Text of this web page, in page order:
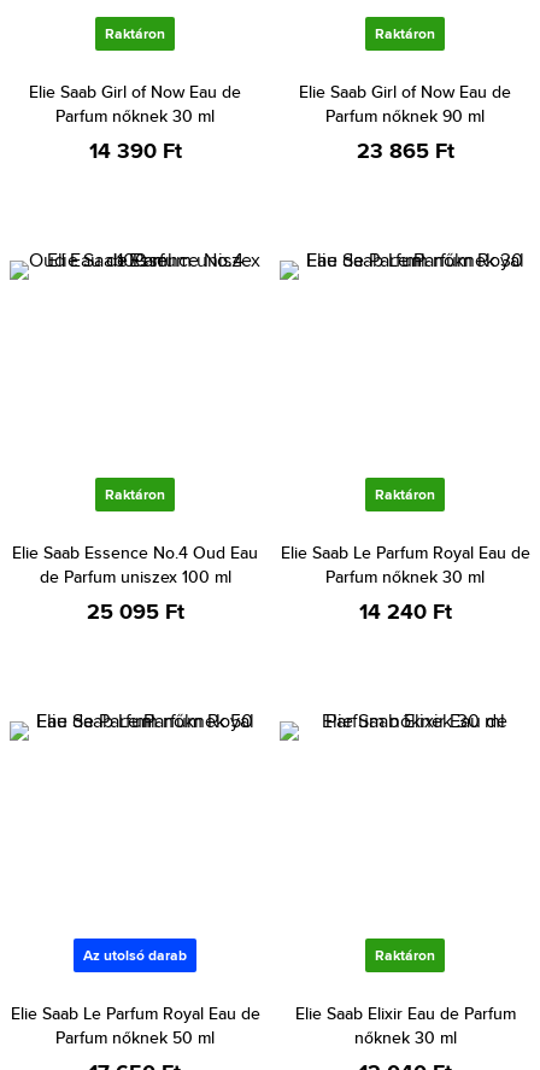
Raktáron
Elie Saab Girl of Now Eau de
Parfum nőknek 30 ml
14 390 Ft
Raktáron
Elie Saab Girl of Now Eau de
Parfum nőknek 90 ml
23 865 Ft
Raktáron
Elie Saab Essence No.4 Oud Eau
de Parfum uniszex 100 ml
25 095 Ft
Raktáron
Elie Saab Le Parfum Royal Eau de
Parfum nőknek 30 ml
14 240 Ft
Az utolsó darab
Elie Saab Le Parfum Royal Eau de
Parfum nőknek 50 ml
Raktáron
Elie Saab Elixir Eau de Parfum
nőknek 30 ml